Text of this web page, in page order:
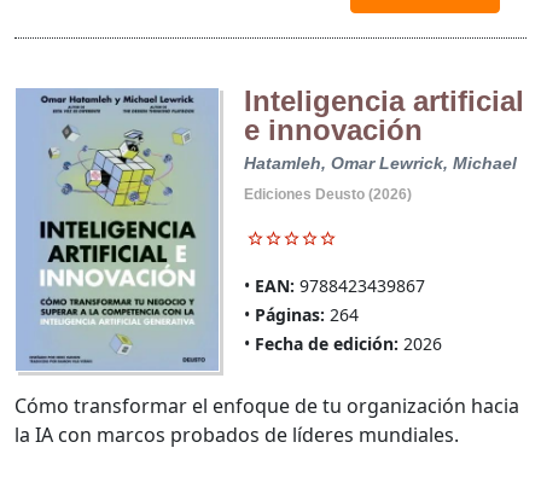
Inteligencia artificial
e innovación
Hatamleh, Omar Lewrick, Michael
Ediciones Deusto (2026)
EAN: 9788423439867
Páginas: 264
Fecha de edición: 2026
Cómo transformar el enfoque de tu organización hacia
la IA con marcos probados de líderes mundiales.